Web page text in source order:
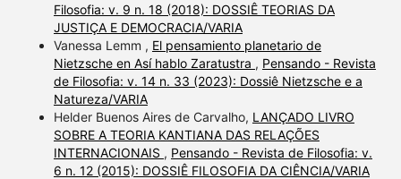
Filosofia: v. 9 n. 18 (2018): DOSSIÊ TEORIAS DA
JUSTIÇA E DEMOCRACIA/VARIA
Vanessa Lemm , El pensamiento planetario de
Nietzsche en Así hablo Zaratustra , Pensando - Revista
de Filosofia: v. 14 n. 33 (2023): Dossiê Nietzsche e a
Natureza/VARIA
Helder Buenos Aires de Carvalho, LANÇADO LIVRO
SOBRE A TEORIA KANTIANA DAS RELAÇÕES
INTERNACIONAIS , Pensando - Revista de Filosofia: v.
6 n. 12 (2015): DOSSIÊ FILOSOFIA DA CIÊNCIA/VARIA